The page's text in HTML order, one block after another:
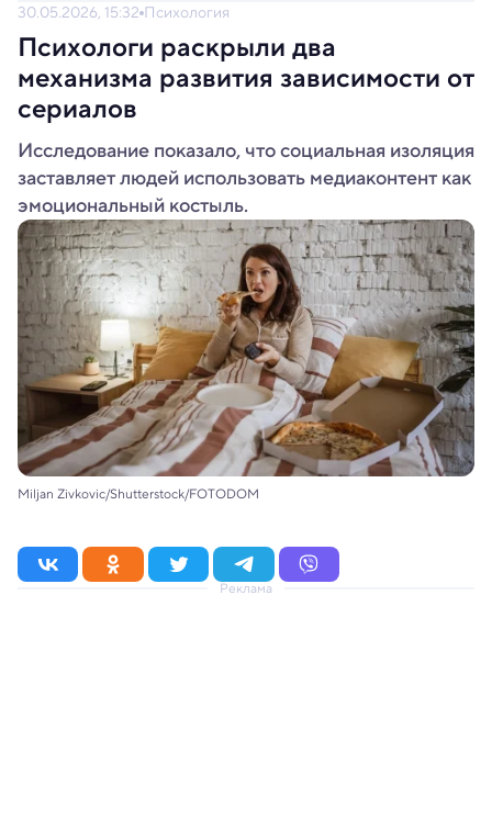
30.05.2026, 15:32 Психология
Психологи раскрыли два
механизма развития зависимости от
сериалов
Исследование показало, что социальная изоляция
заставляет людей использовать медиаконтент как
эмоциональный костыль.
Miljan Zivkovic/Shutterstock/FOTODOM
Реклама